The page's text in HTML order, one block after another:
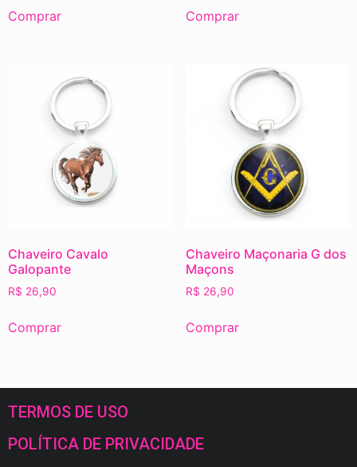
Comprar Comprar
Chaveiro Cavalo
Galopante
R$ 26,90
Comprar
Chaveiro Maçonaria G dos
Maçons
R$ 26,90
Comprar
TERMOS DE USO
POLÍTICA DE PRIVACIDADE